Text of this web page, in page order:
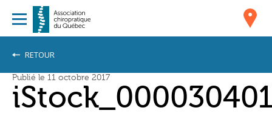
RETOUR
Publié le 11 octobre 2017